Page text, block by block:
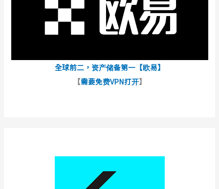
全球前二，资产储备第一【欧易】
【需要免费VPN打开】